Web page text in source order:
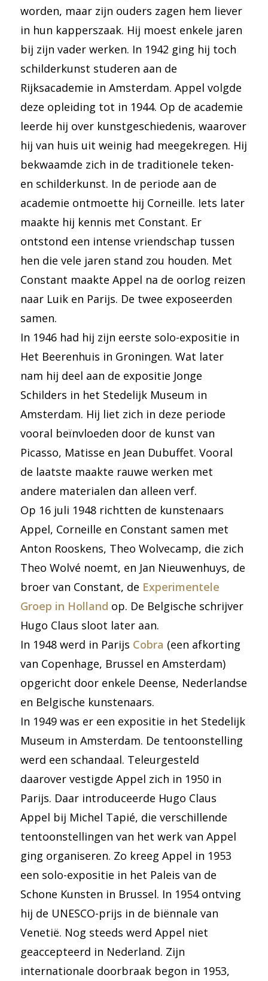
worden, maar zijn ouders zagen hem liever
in hun kapperszaak. Hij moest enkele jaren
bij zijn vader werken. In 1942 ging hij toch
schilderkunst studeren aan de
Rijksacademie in Amsterdam. Appel volgde
deze opleiding tot in 1944. Op de academie
leerde hij over kunstgeschiedenis, waarover
hij van huis uit weinig had meegekregen. Hij
bekwaamde zich in de traditionele teken-
en schilderkunst. In de periode aan de
academie ontmoette hij Corneille. Iets later
maakte hij kennis met Constant. Er
ontstond een intense vriendschap tussen
hen die vele jaren stand zou houden. Met
Constant maakte Appel na de oorlog reizen
naar Luik en Parijs. De twee exposeerden
samen.
In 1946 had hij zijn eerste solo-expositie in
Het Beerenhuis in Groningen. Wat later
nam hij deel aan de expositie Jonge
Schilders in het Stedelijk Museum in
Amsterdam. Hij liet zich in deze periode
vooral beïnvloeden door de kunst van
Picasso, Matisse en Jean Dubuffet. Vooral
de laatste maakte rauwe werken met
andere materialen dan alleen verf.
Op 16 juli 1948 richtten de kunstenaars
Appel, Corneille en Constant samen met
Anton Rooskens, Theo Wolvecamp, die zich
Theo Wolvé noemt, en Jan Nieuwenhuys, de
broer van Constant, de Experimentele
Groep in Holland op. De Belgische schrijver
Hugo Claus sloot later aan.
In 1948 werd in Parijs Cobra (een afkorting
van Copenhage, Brussel en Amsterdam)
opgericht door enkele Deense, Nederlandse
en Belgische kunstenaars.
In 1949 was er een expositie in het Stedelijk
Museum in Amsterdam. De tentoonstelling
werd een schandaal. Teleurgesteld
daarover vestigde Appel zich in 1950 in
Parijs. Daar introduceerde Hugo Claus
Appel bij Michel Tapié, die verschillende
tentoonstellingen van het werk van Appel
ging organiseren. Zo kreeg Appel in 1953
een solo-expositie in het Paleis van de
Schone Kunsten in Brussel. In 1954 ontving
hij de UNESCO-prijs in de biënnale van
Venetië. Nog steeds werd Appel niet
geaccepteerd in Nederland. Zijn
internationale doorbraak begon in 1953,